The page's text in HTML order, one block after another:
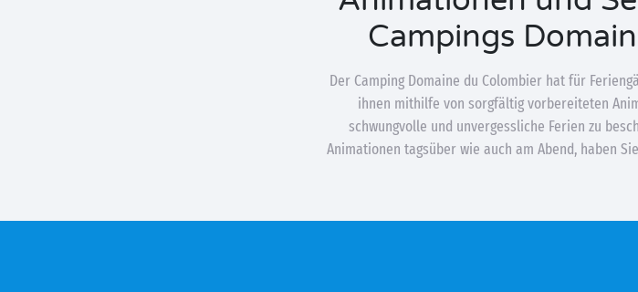
Campings
Der Camping Domaine du Colombier hat für
ihnen mithilfe von sorgfältig vorbereiteten
schwungvolle und unvergessliche Ferien zu
Animationen tagsüber wie auch am Abend, haben